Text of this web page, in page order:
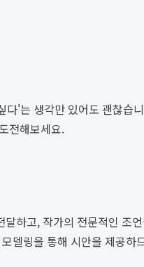
'는 생각만 있어도 괜찮습
전해보세요.
하고, 작가의 전문적인 조
델링을 통해 시안을 제공